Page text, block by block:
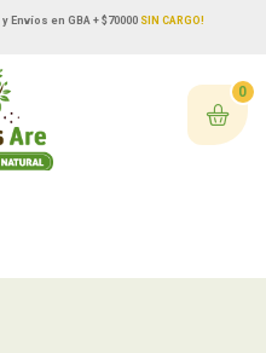
y Envíos en GBA + $70000 SIN CARGO!
0